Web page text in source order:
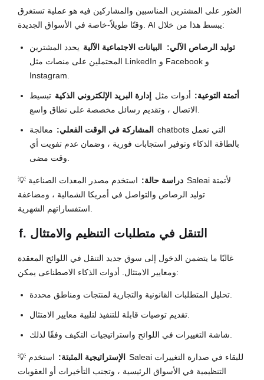
العثور على المشترين المناسبين والمشاركين فيه هو عملية تستغرق
وقتًا طويلاً-خاصة في الأسواق الجديدة. AI يبسط هذا من خلال:
توليد الرصاص الآلي: البيانات الاجتماعية الآلية يحدد المشترين
المحتملين على منصات مثل LinkedIn و Facebook و
Instagram.
أتمتة التوعية: أدوات مثل إدارة البريد الإلكتروني الذكية تبسيط
الاتصال ، وتقديم رسائل مخصصة على نطاق واسع.
المشاركة في الوقت الفعلي: معالجة chatbots التي تعمل
بالطاقة الذكاء وتوفير استجابات فورية ، وضمان عدم تفويت أي
وقت مضى.
💡 دراسة حالة: استخدم مصدر المعدات الصناعية Saleai لأتمتة
توليد الرصاص والتواصل في أمريكا الشمالية ، ومضاعفة
استفساراتهم الشهرية.
f. التنقل في متطلبات التنظيم والامتثال
غالبًا ما يتضمن الدخول إلى سوق جديد التنقل في اللوائح المعقدة
ومعايير الامتثال. أدوات الذكاء الاصطناعى يمكن:
تحليل المتطلبات القانونية والتجارية لمنتجات ومناطق محددة.
تقديم توصيات قابلة للتنفيذ لتلبية معايير الامتثال.
شاشة التغييرات في اللوائح واستراتيجيات التكيف وفقًا لذلك.
💡 الإستراتيجية المثبتة: استخدم Saleai للبقاء في صدارة التغييرات
التنظيمية في الأسواق الرئيسية ، وتجنب التأخيرات أو العقوبات